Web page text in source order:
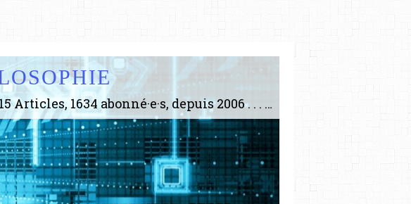
Le plus gros site de philosophie de France ! ABONNEZ-VOUS ! 4115 Articles, 1634 abonné·e·s, depuis 2006 . . . . . . . . 2 852 214 pages vues jusqu'à présent. Prestance et être apte à un plus grand nombre de choses.